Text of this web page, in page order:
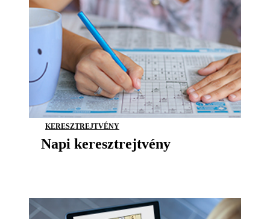
KERESZTREJTVÉNY
Napi keresztrejtvény